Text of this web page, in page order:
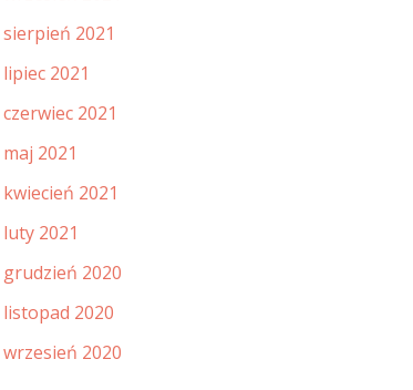
sierpień 2021
lipiec 2021
czerwiec 2021
maj 2021
kwiecień 2021
luty 2021
grudzień 2020
listopad 2020
wrzesień 2020